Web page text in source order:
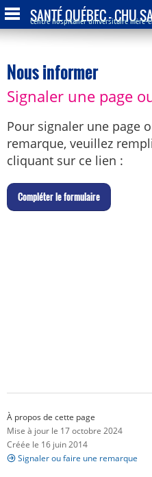
SANTÉ QUÉBEC - CHU
Centre hospitalier universitaire mère-
Nous informer
Signaler une page
Pour signaler une page
remarque, veuillez
cliquant sur ce lien :
Compléter le formulaire
À propos de cette page
Mise à jour le 17 octobre 2024
Créée le 16 juin 2014
Signaler ou faire une remarque